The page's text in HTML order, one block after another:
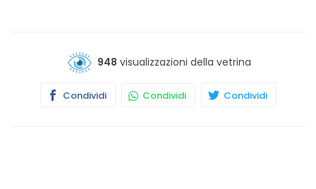
948 visualizzazioni della vetrina
Condividi Condividi Condividi